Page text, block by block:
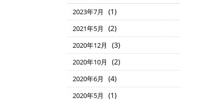
2023年7月 (1)
2021年5月 (2)
2020年12月 (3)
2020年10月 (2)
2020年6月 (4)
2020年5月 (1)